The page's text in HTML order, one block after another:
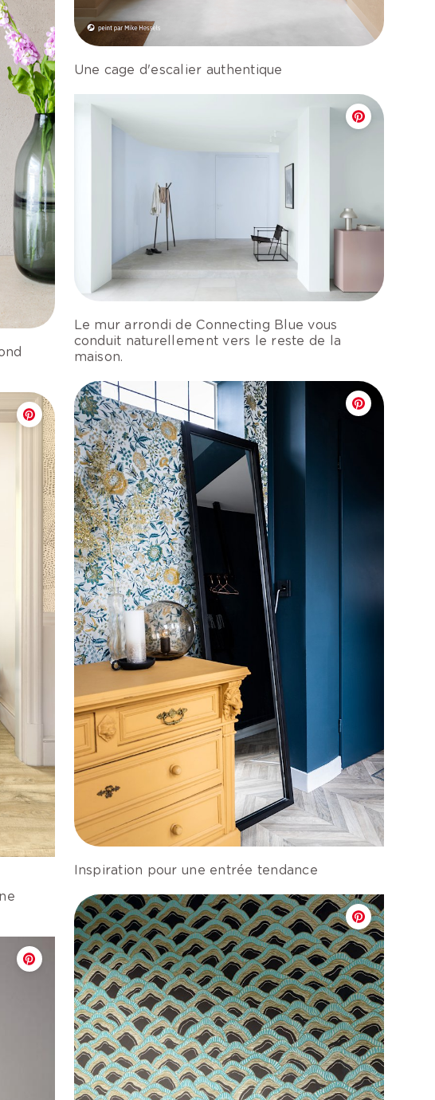
Une cage d'escalier authentique
Le mur arrondi de Connecting Blue vous
conduit naturellement vers le reste de la
maison.
Inspiration pour une entrée tendance